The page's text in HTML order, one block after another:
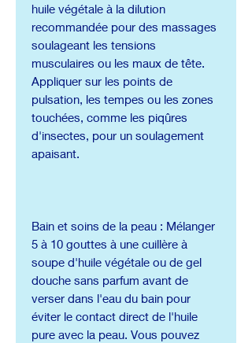
huile végétale à la dilution
recommandée pour des massages
soulageant les tensions
musculaires ou les maux de tête.
Appliquer sur les points de
pulsation, les tempes ou les zones
touchées, comme les piqûres
d'insectes, pour un soulagement
apaisant.
Bain et soins de la peau : Mélanger
5 à 10 gouttes à une cuillère à
soupe d'huile végétale ou de gel
douche sans parfum avant de
verser dans l'eau du bain pour
éviter le contact direct de l'huile
pure avec la peau. Vous pouvez